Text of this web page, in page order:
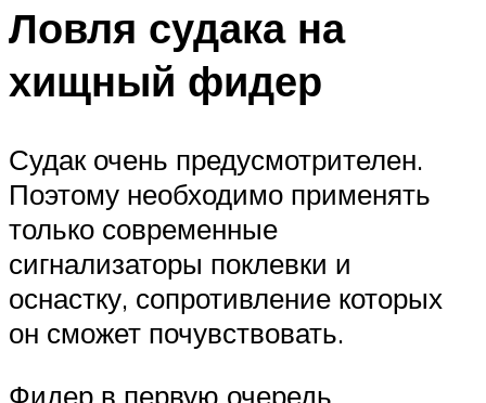
Ловля судака на
хищный фидер
Судак очень предусмотрителен.
Поэтому необходимо применять
только современные
сигнализаторы поклевки и
оснастку, сопротивление которых
он сможет почувствовать.
Фидер в первую очередь